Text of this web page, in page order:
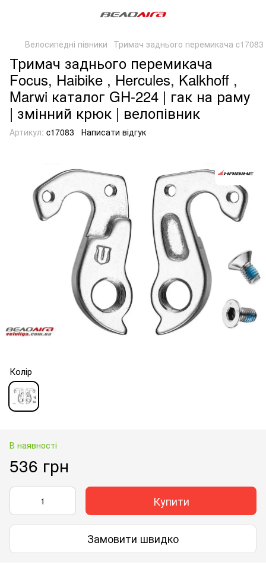
Велосипедні півники Тримач заднього перемикача
Тримач заднього перемикача
Focus, Haibike , Hercules, Kalkhoff ,
Marwi каталог GH-224 | гак на раму
| змінний крюк | велопівник
Артикул: c17083 Написати відгук
Колір
В наявності
536 грн
Купити
Замовити швидко